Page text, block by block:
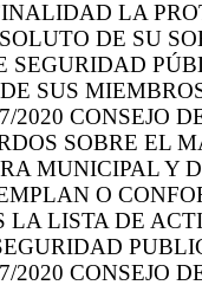
LA
DE SU
SEGURIDAD
SUS
2020 CONSEJO
SOBRE EL
MUNICIPAL Y
O
LA LISTA DE
2020 CONSEJO